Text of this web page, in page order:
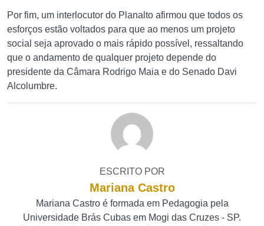
Por fim, um interlocutor do Planalto afirmou que todos os
esforços estão voltados para que ao menos um projeto
social seja aprovado o mais rápido possível, ressaltando
que o andamento de qualquer projeto depende do
presidente da Câmara Rodrigo Maia e do Senado Davi
Alcolumbre.
ESCRITO POR
Mariana Castro
Mariana Castro é formada em Pedagogia pela
Universidade Brás Cubas em Mogi das Cruzes - SP.